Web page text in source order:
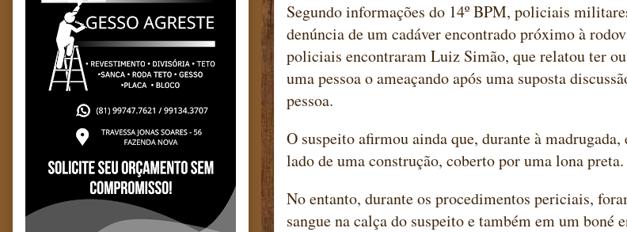
Segundo informações do 14º BPM, policiais
denúncia de um cadáver encontrado próximo à
policiais encontraram Luiz Simão, que relatou ter
uma pessoa o ameaçando após uma suposta
pessoa.
O suspeito afirmou ainda que, durante à
lado de uma construção, coberto por uma lona preta.
No entanto, durante os procedimentos periciais,
sangue na calça do suspeito e também em um boné